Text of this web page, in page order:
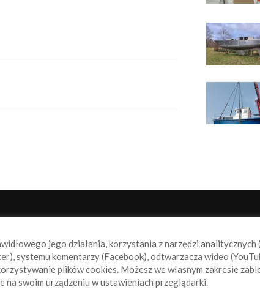
dla wszystkich, którzy szukają aktualnych
żeglarstwa, świata motorowodniactwa i
jego działania, korzystania z narzędzi analitycznych
systemu komentarzy (Facebook), odtwarzacza wideo
plików cookies. Możesz we własnym zakresie
na swoim urządzeniu w ustawieniach przeglądarki.